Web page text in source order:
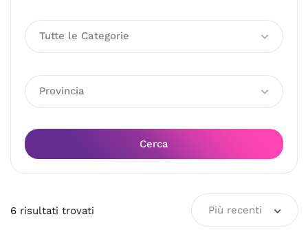
Tutte le Categorie
Provincia
Cerca
6 risultati trovati Più recenti